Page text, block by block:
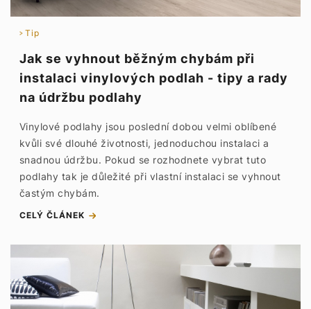
Tip
Jak se vyhnout běžným chybám při
instalaci vinylových podlah - tipy a rady
na údržbu podlahy
Vinylové podlahy jsou poslední dobou velmi oblíbené
kvůli své dlouhé životnosti, jednoduchou instalaci a
snadnou údržbu. Pokud se rozhodnete vybrat tuto
podlahy tak je důležité při vlastní instalaci se vyhnout
častým chybám.
CELÝ ČLÁNEK